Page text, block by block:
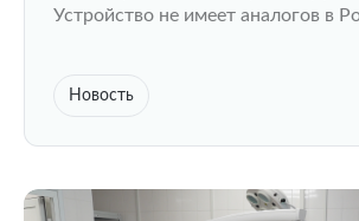
Устройство не имеет аналогов в
Новость